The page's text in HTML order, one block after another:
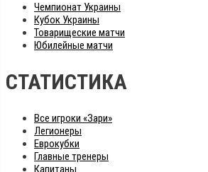
Чемпионат Украины
Кубок Украины
Товарищеские матчи
Юбилейные матчи
СТАТИСТИКА
Все игроки «Зари»
Легионеры
Еврокубки
Главные тренеры
Капитаны